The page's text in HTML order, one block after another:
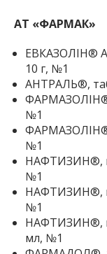
АТ «ФАРМАК»
ЕВКАЗОЛІН®
10 г, №1
АНТРАЛЬ®,
ФАРМАЗОЛІН®,
№1
ФАРМАЗОЛІН®,
№1
НАФТИЗИН®,
№1
НАФТИЗИН®,
№1
НАФТИЗИН®,
мл, №1